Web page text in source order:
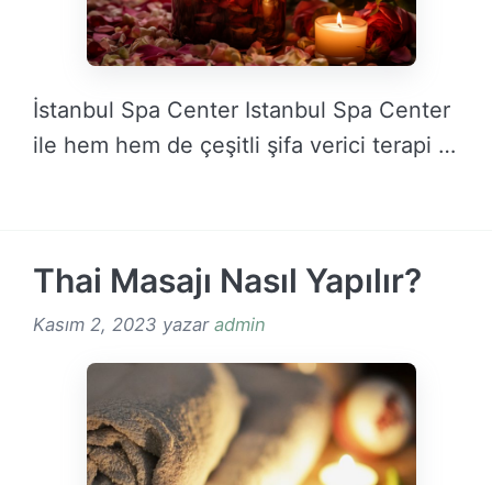
İstanbul Spa Center Istanbul Spa Center
ile hem hem de çeşitli şifa verici terapi …
Thai Masajı Nasıl Yapılır?
Kasım 2, 2023 yazar admin